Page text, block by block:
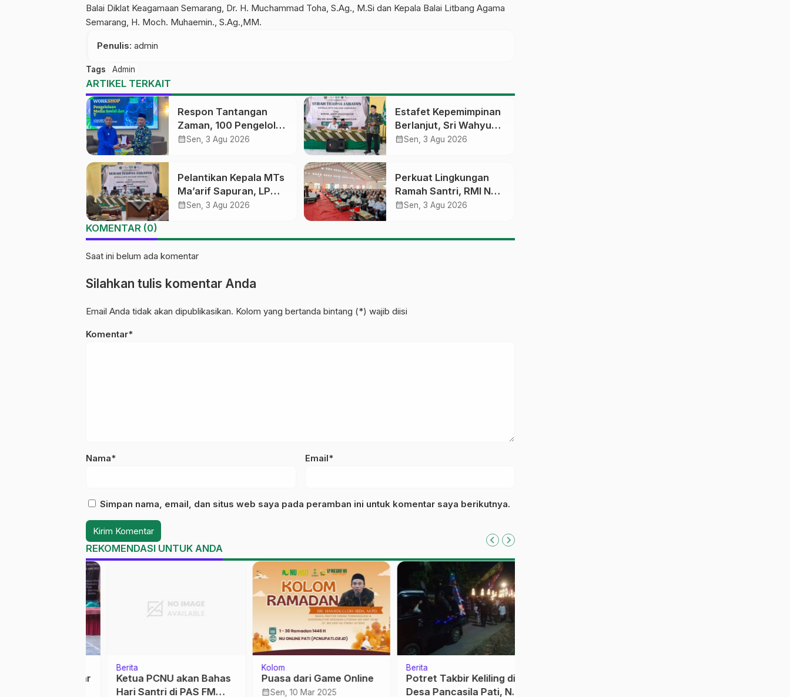
Balai Diklat Keagamaan Semarang, Dr. H. Muchammad Toha, S.Ag., M.Si dan Kepala Balai Litbang Agama
Semarang, H. Moch. Muhaemin., S.Ag.,MM.
Penulis: admin
Tags Admin
ARTIKEL TERKAIT
Respon Tantangan
Zaman, 100 Pengelola
Medsos Sekolah
Digital
calendar_monthSen, 3 Agu 2026
Estafet Kepemimpinan
Berlanjut, Sri Wahyu
Susilowati Resmi
calendar_monthSen, 3 Agu 2026
Pelantikan Kepala MTs
Ma’arif Sapuran, LP
Ma’arif NU Wonosobo
calendar_monthSen, 3 Agu 2026
Perkuat Lingkungan
Ramah Santri, RMI NU
Gelar ‘Sambang
calendar_monthSen, 3 Agu 2026
KOMENTAR (0)
Saat ini belum ada komentar
Silahkan tulis komentar Anda
Email Anda tidak akan dipublikasikan. Kolom yang bertanda bintang (*) wajib diisi
Komentar*
Nama* Email*
Simpan nama, email, dan situs web saya pada peramban ini untuk komentar saya berikutnya.
REKOMENDASI UNTUK ANDA
Ketua PCNU akan Bahas
Hari Santri di PAS FM
Kolom
Puasa dari Game Online
Sen, 10 Mar 2025
Berita
Potret Takbir Keliling di
Desa Pancasila Pati, Non